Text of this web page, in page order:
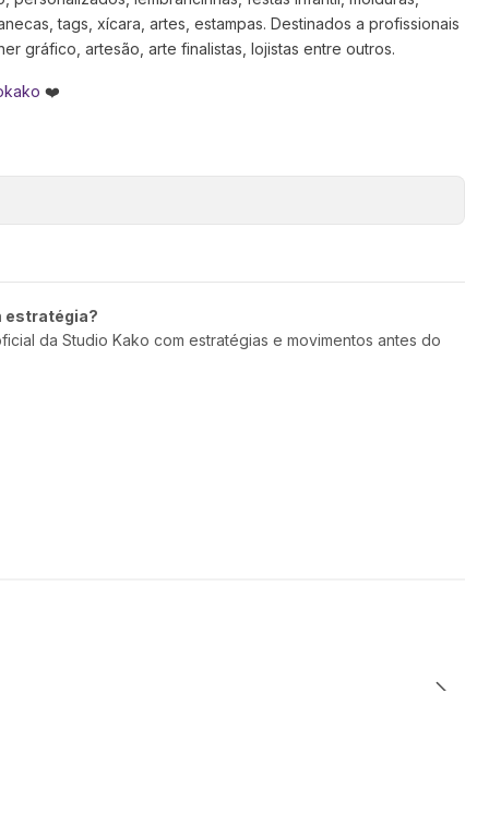
tags, xícara, artes, estampas. Destinados a profissionais
gráfico, artesão, arte finalistas, lojistas entre outros.
❤️
estratégia?
da Studio Kako com estratégias e movimentos antes do